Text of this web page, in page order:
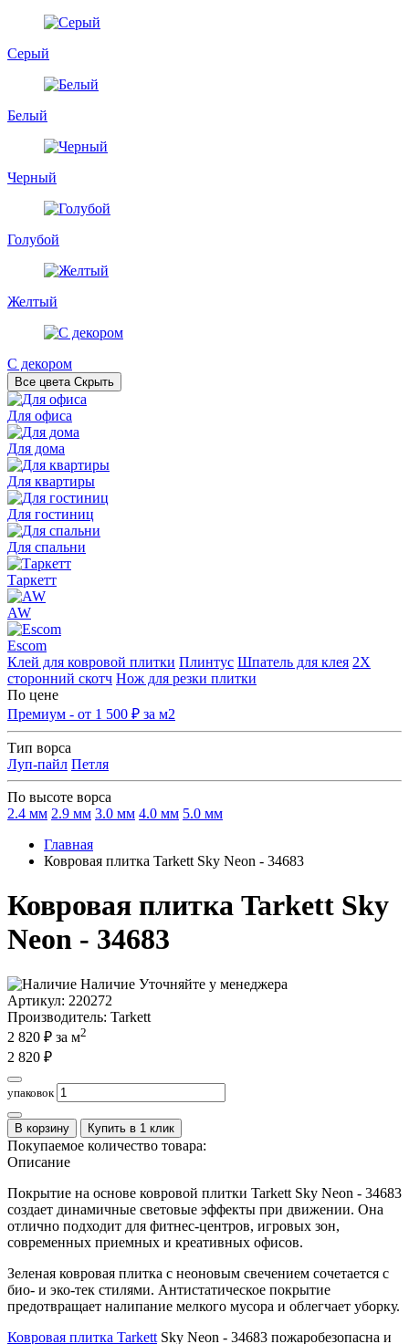
Серый
Белый
Черный
Голубой
Желтый
С декором
Все цвета Скрыть
Для офиса
Для дома
Для квартиры
Для гостиниц
Для спальни
Таркетт
AW
Escom
Клей для ковровой плитки Плинтус Шпатель для клея 2Х
сторонний скотч Нож для резки плитки
По цене
Премиум - от 1 500 ₽ за м2
Тип ворса
Луп-пайл Петля
По высоте ворса
2.4 мм 2.9 мм 3.0 мм 4.0 мм 5.0 мм
Главная
Ковровая плитка Tarkett Sky Neon - 34683
Ковровая плитка Tarkett Sky
Neon - 34683
Наличие Уточняйте у менеджера
Артикул: 220272
Производитель: Tarkett
2 820 ₽ за м2
2 820 ₽
упаковок
В корзину Купить в 1 клик
Покупаемое количество товара:
Описание
Покрытие на основе ковровой плитки Tarkett Sky Neon - 34683
создает динамичные световые эффекты при движении. Она
отлично подходит для фитнес-центров, игровых зон,
современных приемных и креативных офисов.
Зеленая ковровая плитка с неоновым свечением сочетается с
био- и эко-тек стилями. Антистатическое покрытие
предотвращает налипание мелкого мусора и облегчает уборку.
Ковровая плитка Tarkett Sky Neon - 34683 пожаробезопасна и